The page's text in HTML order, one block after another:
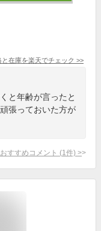
と在庫を楽天でチェック >>
と年齢が言ったと
張っておいた方が
すすめコメント (1 件) >